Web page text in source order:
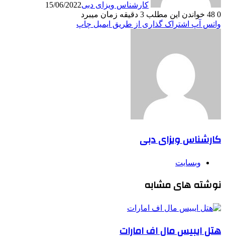
کارشناس ویزای دبی15/06/2022
0
خواندن این مطلب 3 دقیقه زمان میبرد
واتس آپ اشتراک گذاری از طریق ایمیل چاپ
کارشناس ویزای دبی
وبسایت
نوشته های مشابه
هتل ایبیس مال اف امارات